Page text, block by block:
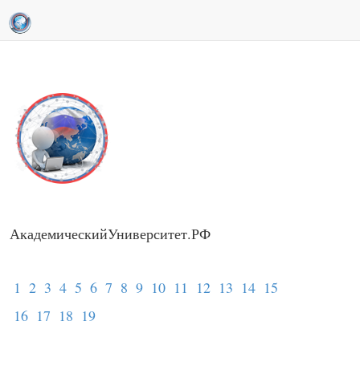
АкадемическийУниверситет.РФ
1 2 3 4 5 6 7 8 9 10 11 12 13 14 15
16 17 18 19